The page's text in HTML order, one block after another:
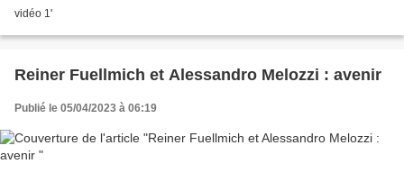
vidéo 1'
Reiner Fuellmich et Alessandro Melozzi : avenir
Publié le 05/04/2023 à 06:19